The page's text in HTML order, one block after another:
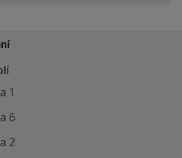
1
6
2